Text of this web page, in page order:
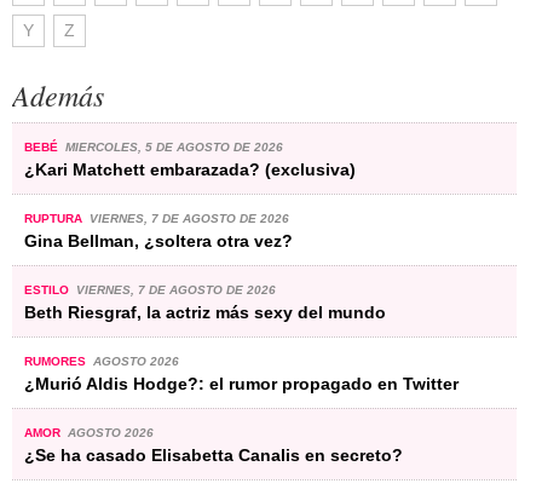
Y Z
Además
BEBÉ MIERCOLES, 5 DE AGOSTO DE 2026
¿Kari Matchett embarazada? (exclusiva)
RUPTURA VIERNES, 7 DE AGOSTO DE 2026
Gina Bellman, ¿soltera otra vez?
ESTILO VIERNES, 7 DE AGOSTO DE 2026
Beth Riesgraf, la actriz más sexy del mundo
RUMORES AGOSTO 2026
¿Murió Aldis Hodge?: el rumor propagado en Twitter
AMOR AGOSTO 2026
¿Se ha casado Elisabetta Canalis en secreto?